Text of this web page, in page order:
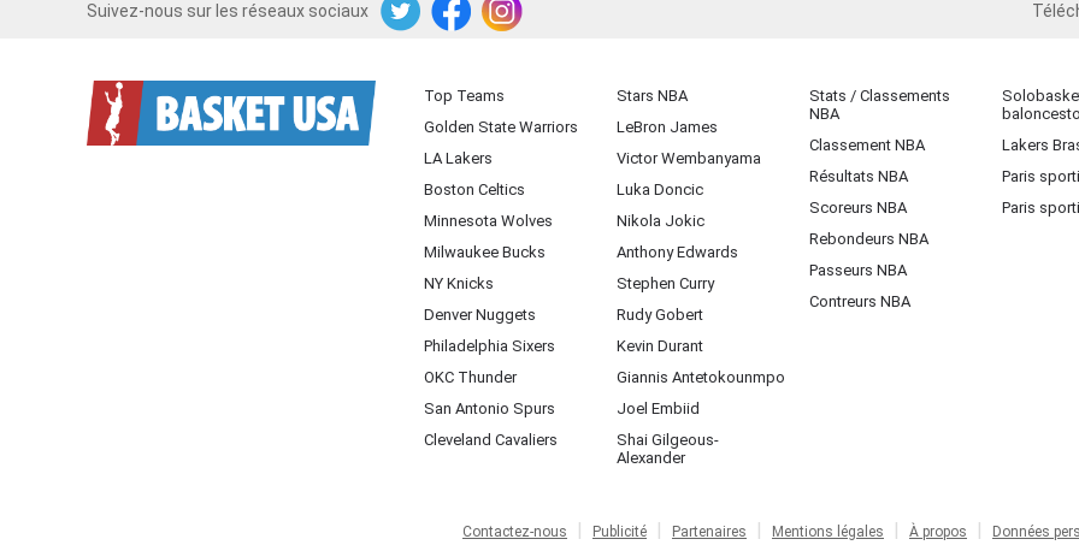
Suivez-nous sur les réseaux sociaux
TwitterFacebookInstagram iOS
Top Teams
Golden State Warriors
LA Lakers
Boston Celtics
Minnesota Wolves
Milwaukee Bucks
NY Knicks
Denver Nuggets
Philadelphia Sixers
OKC Thunder
San Antonio Spurs
Cleveland Cavaliers
Stars NBA
LeBron James
Victor Wembanyama
Luka Doncic
Nikola Jokic
Anthony Edwards
Stephen Curry
Rudy Gobert
Kevin Durant
Giannis Antetokounmpo
Joel Embiid
Shai Gilgeous-
Alexander
Stats / Classements
NBA
Classement NBA
Résultats NBA
Scoreurs NBA
Rebondeurs NBA
Passeurs NBA
Contreurs NBA
Lakers
Paris
Paris
Contactez-nous Publicité Partenaires Mentions légales À propos Données